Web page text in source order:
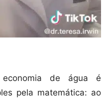
de água é
pela matemática: ao